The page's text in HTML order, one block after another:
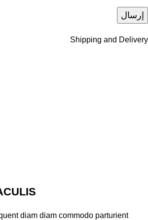
Shipping and Delivery
diam diam commodo parturient